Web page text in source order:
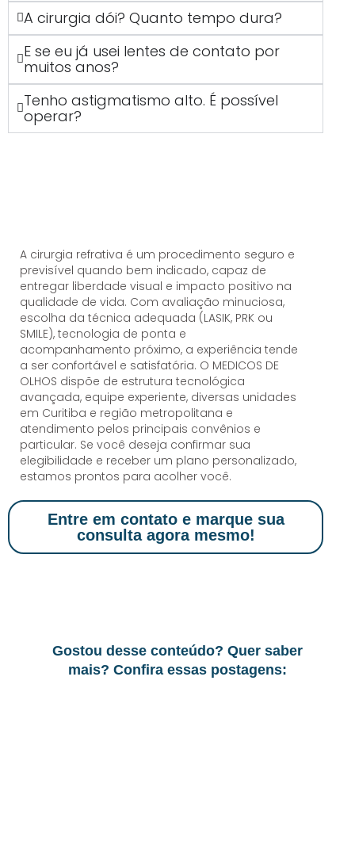
A cirurgia dói? Quanto tempo dura?
E se eu já usei lentes de contato por
muitos anos?
Tenho astigmatismo alto. É possível
operar?
A cirurgia refrativa é um procedimento seguro e
previsível quando bem indicado, capaz de
entregar liberdade visual e impacto positivo na
qualidade de vida. Com avaliação minuciosa,
escolha da técnica adequada (LASIK, PRK ou
SMILE), tecnologia de ponta e
acompanhamento próximo, a experiência tende
a ser confortável e satisfatória. O MEDICOS DE
OLHOS dispõe de estrutura tecnológica
avançada, equipe experiente, diversas unidades
em Curitiba e região metropolitana e
atendimento pelos principais convênios e
particular. Se você deseja confirmar sua
elegibilidade e receber um plano personalizado,
estamos prontos para acolher você.
Entre em contato e marque sua
consulta agora mesmo!
Gostou desse conteúdo? Quer saber
mais? Confira essas postagens: